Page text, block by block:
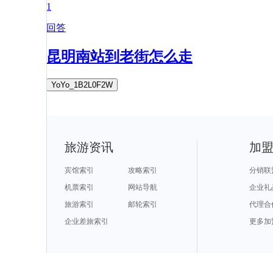
1
回答
昆明南站到老街怎么走
YoYo_1B2L0F2W
旅游资讯
宾馆索引
攻略索引
机票索引
网站导航
旅游索引
邮轮索引
企业差旅索引
加
分销联
企业礼
代理合
更多加